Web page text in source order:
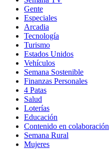
Gente
Especiales
Arcadia
Tecnología
Turismo
Estados Unidos
Vehículos
Semana Sostenible
Finanzas Personales
4 Patas
Salud
Loterías
Educación
Contenido en colaboración
Semana Rural
Mujeres